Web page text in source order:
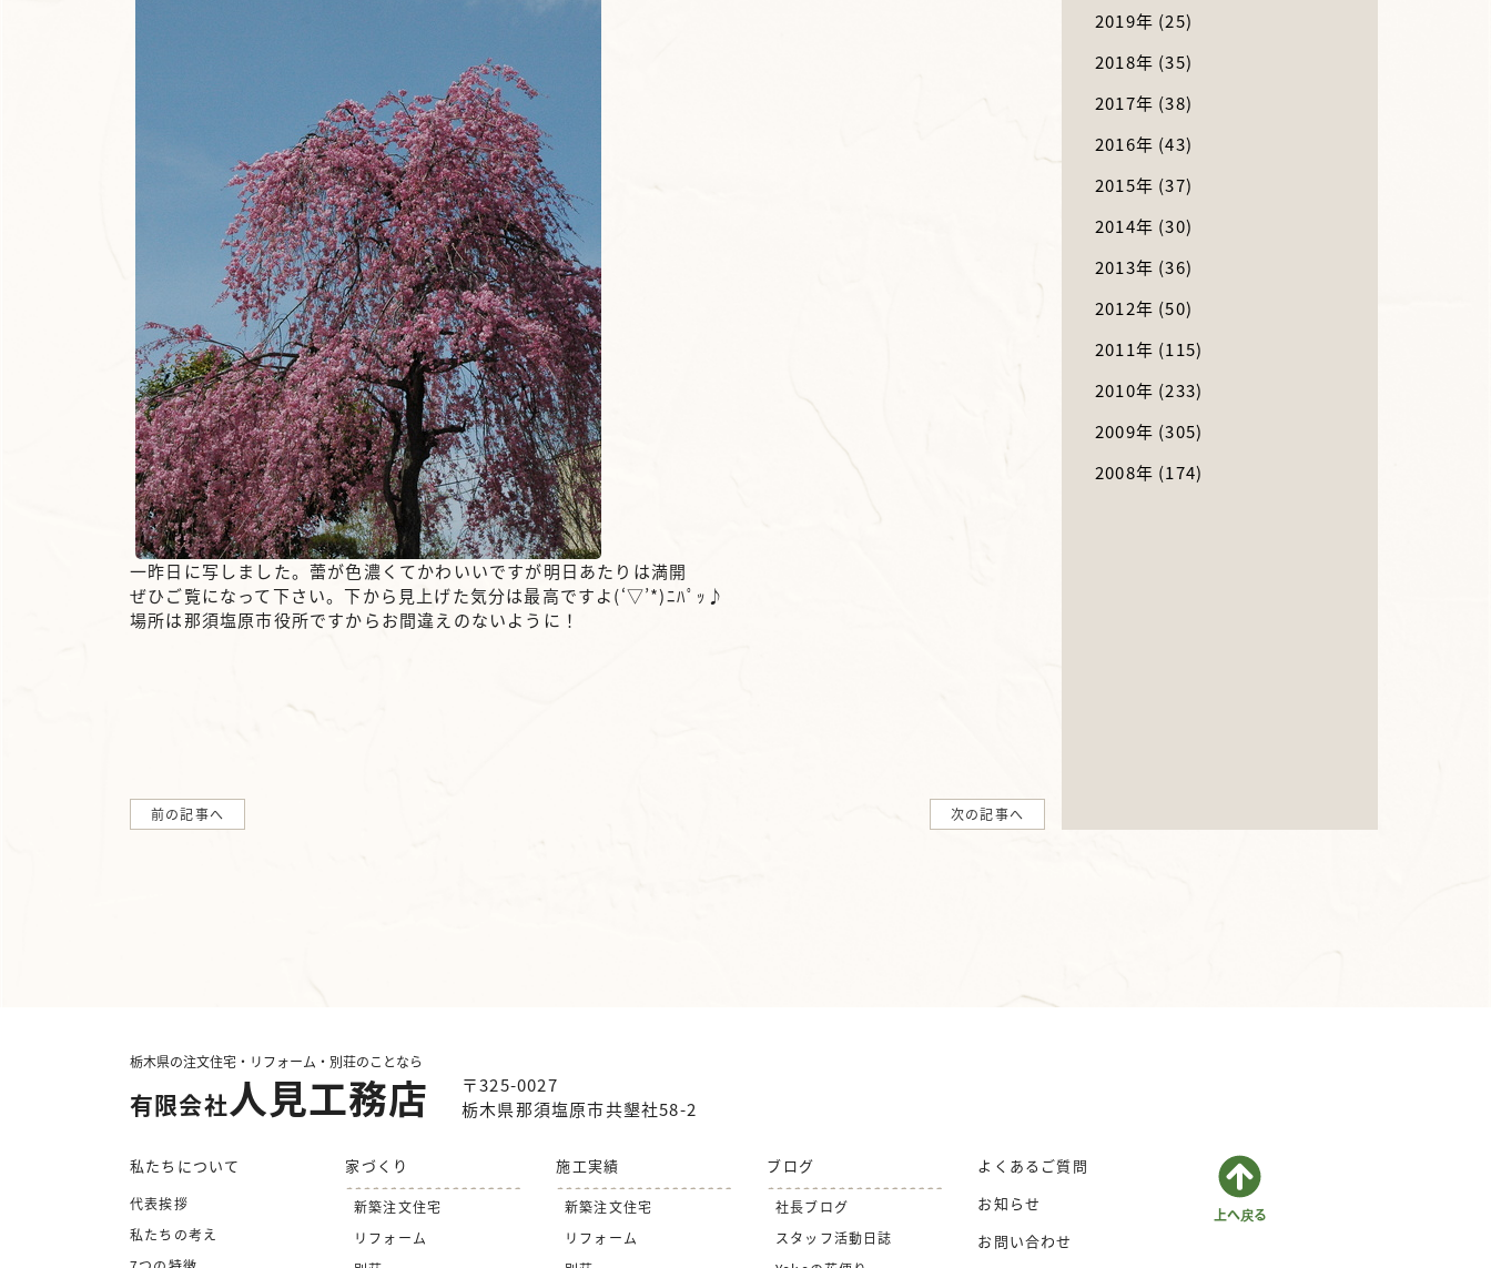
一昨日に写しました。蕾が色濃くてかわいいですが明日あたりは満開
ぜひご覧になって下さい。下から見上げた気分は最高ですよ(‘▽’*)ﾆﾊﾟｯ♪
場所は那須塩原市役所ですからお間違えのないように！
前の記事へ 次の記事へ
2019年 (25)
2018年 (35)
2017年 (38)
2016年 (43)
2015年 (37)
2014年 (30)
2013年 (36)
2012年 (50)
2011年 (115)
2010年 (233)
2009年 (305)
2008年 (174)
栃木県の注文住宅・リフォーム・別荘のことなら
有限会社人見工務店
〒325-0027
栃木県那須塩原市共墾社58-2
私たちについて
代表挨拶
私たちの考え
家づくり
新築注文住宅
リフォーム
施工実績
新築注文住宅
リフォーム
ブログ
社長ブログ
スタッフ活動日誌
よくあるご質問
お知らせ
お問い合わせ